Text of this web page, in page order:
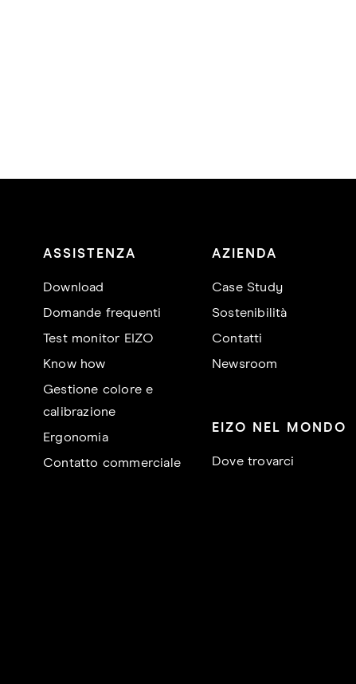
ASSISTENZA
Download
Domande frequenti
Test monitor EIZO
Know how
Gestione colore e
calibrazione
Ergonomia
Contatto commerciale
AZIENDA
Case Study
Sostenibilità
Contatti
Newsroom
EIZO NEL MONDO
Dove trovarci